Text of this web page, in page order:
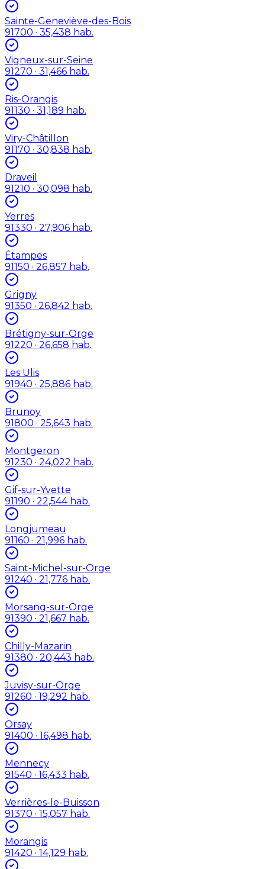
Sainte-Geneviève-des-Bois
91700 · 35,438 hab.
Vigneux-sur-Seine
91270 · 31,466 hab.
Ris-Orangis
91130 · 31,189 hab.
Viry-Châtillon
91170 · 30,838 hab.
Draveil
91210 · 30,098 hab.
Yerres
91330 · 27,906 hab.
Étampes
91150 · 26,857 hab.
Grigny
91350 · 26,842 hab.
Brétigny-sur-Orge
91220 · 26,658 hab.
Les Ulis
91940 · 25,886 hab.
Brunoy
91800 · 25,643 hab.
Montgeron
91230 · 24,022 hab.
Gif-sur-Yvette
91190 · 22,544 hab.
Longjumeau
91160 · 21,996 hab.
Saint-Michel-sur-Orge
91240 · 21,776 hab.
Morsang-sur-Orge
91390 · 21,667 hab.
Chilly-Mazarin
91380 · 20,443 hab.
Juvisy-sur-Orge
91260 · 19,292 hab.
Orsay
91400 · 16,498 hab.
Mennecy
91540 · 16,433 hab.
Verrières-le-Buisson
91370 · 15,057 hab.
Morangis
91420 · 14,129 hab.